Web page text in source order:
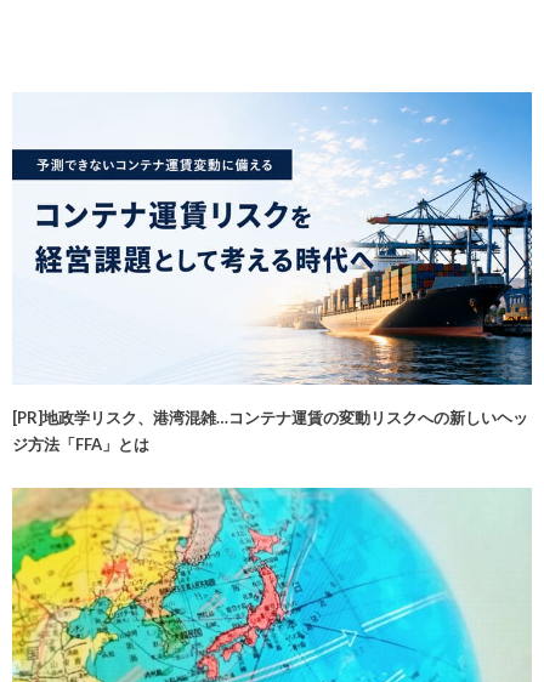
[PR]地政学リスク、港湾混雑…コンテナ運賃の変動リスクへの新しいヘッ
ジ方法「FFA」とは